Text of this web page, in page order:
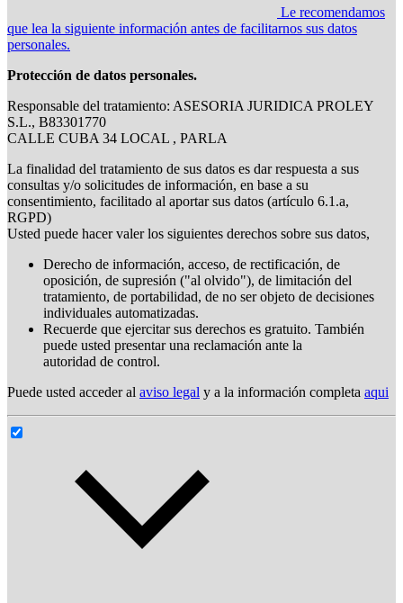
Le recomendamos
que lea la siguiente información antes de facilitarnos sus datos
personales.
Protección de datos personales.
Responsable del tratamiento: ASESORIA JURIDICA PROLEY
S.L., B83301770
CALLE CUBA 34 LOCAL , PARLA
La finalidad del tratamiento de sus datos es dar respuesta a sus
consultas y/o solicitudes de información, en base a su
consentimiento, facilitado al aportar sus datos (artículo 6.1.a,
RGPD)
Usted puede hacer valer los siguientes derechos sobre sus datos,
Derecho de información, acceso, de rectificación, de
oposición, de supresión ("al olvido"), de limitación del
tratamiento, de portabilidad, de no ser objeto de decisiones
individuales automatizadas.
Recuerde que ejercitar sus derechos es gratuito. También
puede usted presentar una reclamación ante la
autoridad de control.
Puede usted acceder al aviso legal y a la información completa aqui